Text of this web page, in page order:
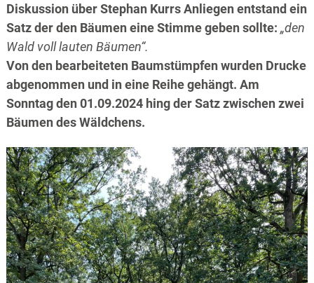
Diskussion über Stephan Kurrs Anliegen entstand ein
Satz der den Bäumen eine Stimme geben sollte: „den
Wald voll lauten Bäumen“.
Von den bearbeiteten Baumstümpfen wurden Drucke
abgenommen und in eine Reihe gehängt. Am
Sonntag den 01.09.2024 hing der Satz zwischen zwei
Bäumen des Wäldchens.